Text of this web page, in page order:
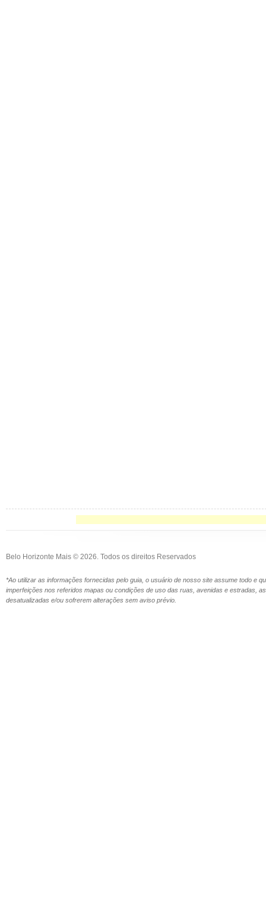
Belo Horizonte Mais © 2026. Todos os direitos Reservados
*Ao utilizar as informações fornecidas pelo guia, o usuário de nosso site assume todo e
imperfeições nos referidos mapas ou condições de uso das ruas, avenidas e estradas,
desatualizadas e/ou sofrerem alterações sem aviso prévio.